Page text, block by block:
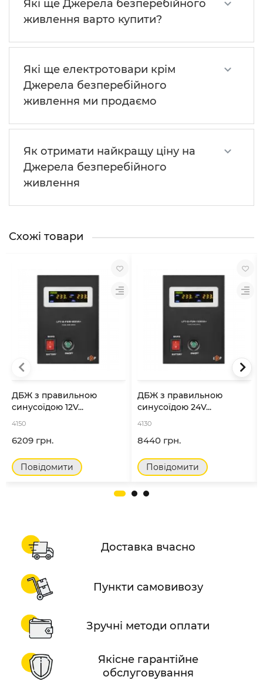
Які ще Джерела безперебійного
живлення варто купити?
Які ще електротовари крім
Джерела безперебійного
живлення ми продаємо
Як отримати найкращу ціну на
Джерела безперебійного
живлення
Схожі товари
ДБЖ з правильною
синусоїдою 12V...
4150
6209 грн.
Повідомити
ДБЖ з правильною
синусоїдою 24V...
4130
8440 грн.
Повідомити
Доставка вчасно
Пункти самовивозу
Зручні методи оплати
Якісне гарантійне
обслуговування